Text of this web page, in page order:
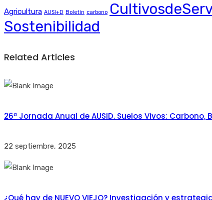
Agricultura AUSI+D Boletín carbono
Sostenibilidad
Related Articles
26ª Jornada Anual de AUSID. Suelos Vivos:
22 septiembre, 2025
¿Qué hay de NUEVO VIEJO? Investigación y